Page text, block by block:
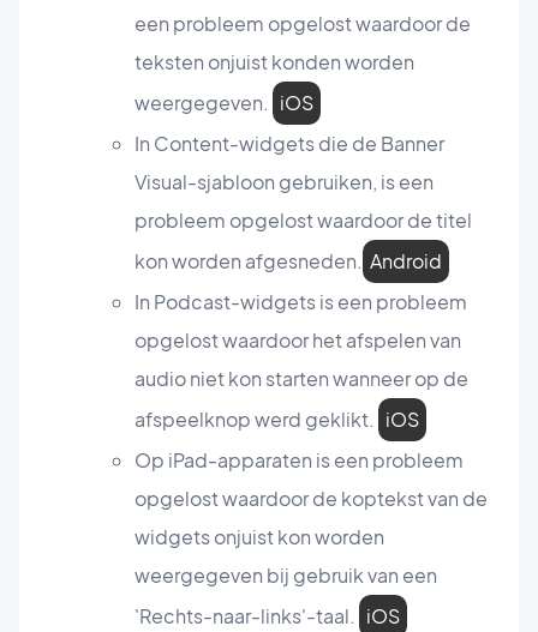
een probleem opgelost waardoor de
teksten onjuist konden worden
weergegeven. iOS
In Content-widgets die de Banner
Visual-sjabloon gebruiken, is een
probleem opgelost waardoor de titel
kon worden afgesneden. Android
In Podcast-widgets is een probleem
opgelost waardoor het afspelen van
audio niet kon starten wanneer op de
afspeelknop werd geklikt. iOS
Op iPad-apparaten is een probleem
opgelost waardoor de koptekst van de
widgets onjuist kon worden
weergegeven bij gebruik van een
'Rechts-naar-links'-taal. iOS